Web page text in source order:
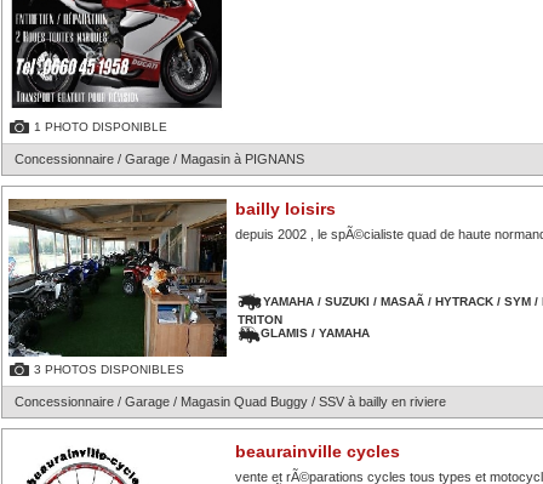
1 PHOTO DISPONIBLE
Concessionnaire / Garage / Magasin à PIGNANS
3 PHOTOS DISPONIBLES
bailly loisirs
depuis 2002 , le spÃ©cialiste quad de haute
YAMAHA / SUZUKI / MASAÃ / HYTRACK / SYM /
TRITON
GLAMIS / YAMAHA
Concessionnaire / Garage / Magasin Quad Buggy / SSV à bailly en riviere
beaurainville cycles
vente et rÃ©parations cycles tous types et